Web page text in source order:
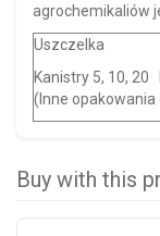
agrochemikaliów
Uszczelka
Kanistry 5, 10, 20
(Inne
Buy with this